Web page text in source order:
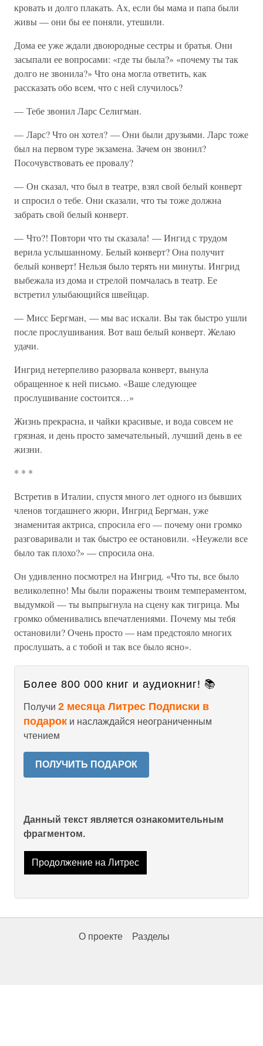
кровать и долго плакать. Ах, если бы мама и папа были
живы — они бы ее поняли, утешили.
Дома ее уже ждали двоюродные сестры и братья. Они
засыпали ее вопросами: «где ты была?» «почему ты так
долго не звонила?» Что она могла ответить, как
рассказать обо всем, что с ней случилось?
— Тебе звонил Ларс Селигман.
— Ларс? Что он хотел? — Они были друзьями. Ларс тоже
был на первом туре экзамена. Зачем он звонил?
Посочувствовать ее провалу?
— Он сказал, что был в театре, взял свой белый конверт
и спросил о тебе. Они сказали, что ты тоже должна
забрать свой белый конверт.
— Что?! Повтори что ты сказала! — Ингид с трудом
верила услышанному. Белый конверт? Она получит
белый конверт! Нельзя было терять ни минуты. Ингрид
выбежала из дома и стрелой помчалась в театр. Ее
встретил улыбающийся швейцар.
— Мисс Бергман, — мы вас искали. Вы так быстро ушли
после прослушивания. Вот ваш белый конверт. Желаю
удачи.
Ингрид нетерпеливо разорвала конверт, вынула
обращенное к ней письмо. «Ваше следующее
прослушивание состоится…»
Жизнь прекрасна, и чайки красивые, и вода совсем не
грязная, и день просто замечательный, лучший день в ее
жизни.
* * *
Встретив в Италии, спустя много лет одного из бывших
членов тогдашнего жюри, Ингрид Бергман, уже
знаменитая актриса, спросила его — почему они громко
разговаривали и так быстро ее остановили. «Неужели все
было так плохо?» — спросила она.
Он удивленно посмотрел на Ингрид. «Что ты, все было
великолепно! Мы были поражены твоим темпераментом,
выдумкой — ты выпрыгнула на сцену как тигрица. Мы
громко обменивались впечатлениями. Почему мы тебя
остановили? Очень просто — нам предстояло многих
прослушать, а с тобой и так все было ясно».
Более 800 000 книг и аудиокниг! 📚
Получи 2 месяца Литрес Подписки в
подарок и наслаждайся неограниченным
чтением
ПОЛУЧИТЬ ПОДАРОК
Данный текст является ознакомительным
фрагментом.
Продолжение на Литрес
О проекте Разделы